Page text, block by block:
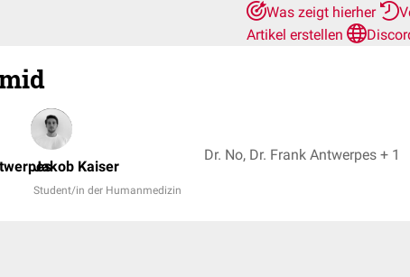
Was zeigt hierher
Artikel erstellen
Jakob Kaiser
Student/in der Humanmedizin
Dr. No, Dr. Frank Antwerpes + 1